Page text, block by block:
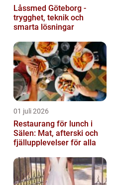
Låssmed Göteborg -
trygghet, teknik och
smarta lösningar
01 juli 2026
Restaurang för lunch i
Sälen: Mat, afterski och
fjällupplevelser för alla